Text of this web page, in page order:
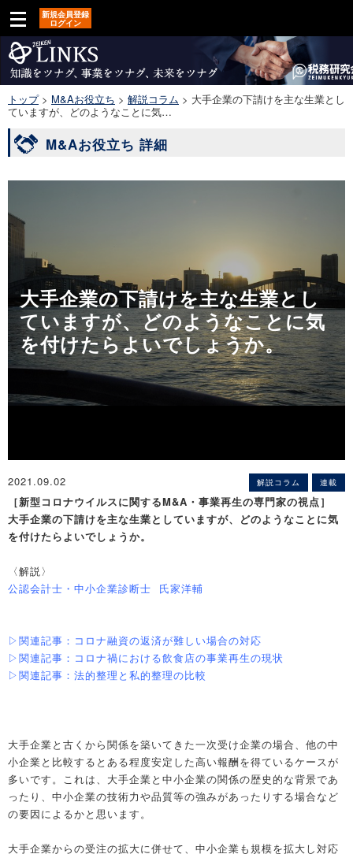
新規会員登録
ログイン
トップ> M&Aお役立ち > 解説コラム > 大手企業の下請けを主な生業とし
ていますが、どのようなことに気…
M&Aお役立ち 詳細
大手企業の下請けを主な生業とし
ていますが、どのようなことに気
を付けたらよいでしょうか。
2021.09.02 解説コラム 連載
［新型コロナウイルスに関するM&A・事業再生の専門家の視点］
大手企業の下請けを主な生業としていますが、どのようなことに気
を付けたらよいでしょうか。
〈解説〉
公認会計士・中小企業診断士 氏家洋輔
▷関連記事：コロナ融資の返済が難しい場合の対応
▷関連記事：コロナ禍における飲食店の事業再生の現状
▷関連記事：法的整理と私的整理の比較
大手企業と古くから関係を築いてきた一次受け企業の場合、他の中
小企業と比較するとある程度安定した高い報酬を得ているケースが
多いです。これは、大手企業と中小企業の関係の歴史的な背景であ
ったり、中小企業の技術力や品質等の強みがあったりする場合など
の要因によるかと思います。
大手企業からの受注の拡大に併せて、中小企業も規模を拡大し対応